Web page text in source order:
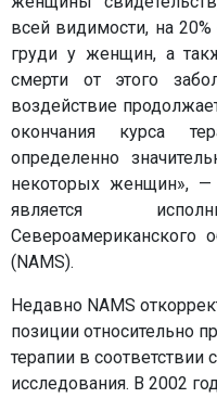
всей видимости, на
груди у женщин, а
смерти от этого
воздействие
окончания курса
определенно
некоторых женщин», —
является
Североамериканского
(NAMS).
Недавно NAMS
позиции относительно
терапии в
исследования. В 2002